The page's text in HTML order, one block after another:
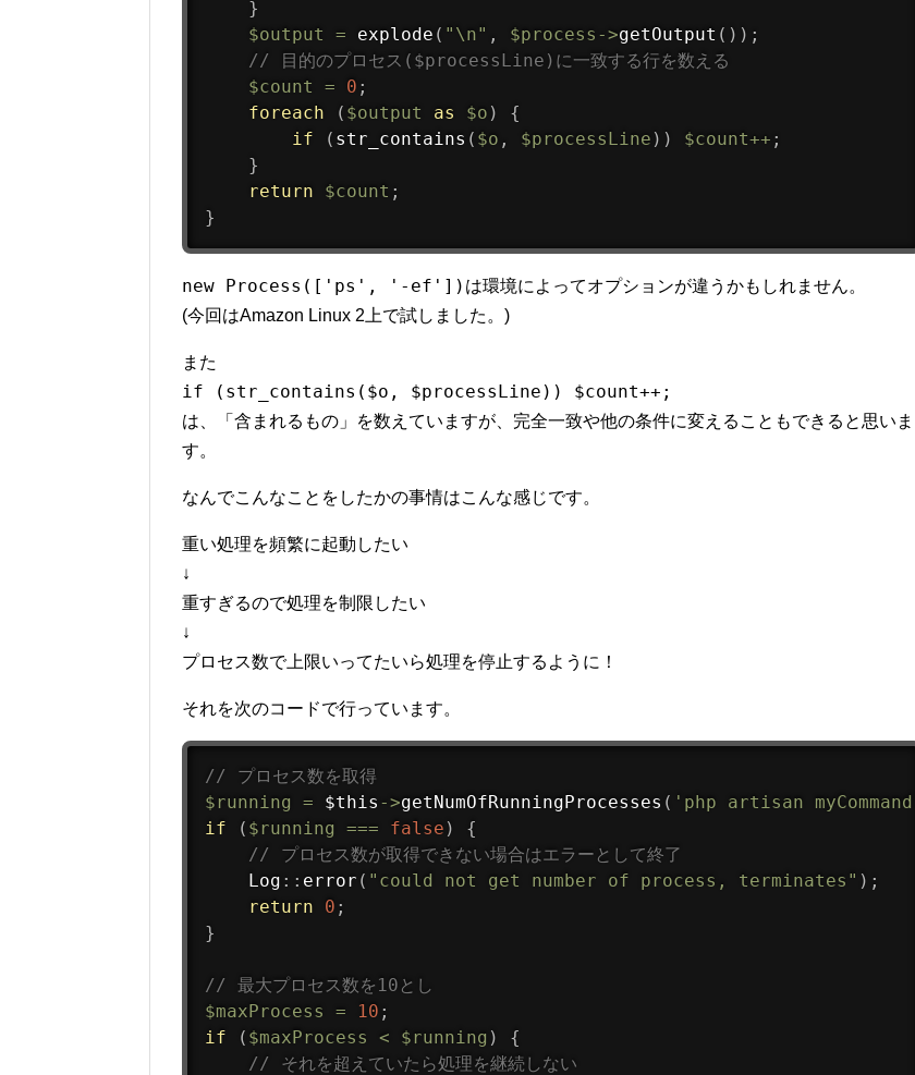
}
$output
= explode ( "\n" , $process ->getOutput ( ) ) ;
// 目的のプロセス($processLine)に一致する行を数える
$count
= 0 ;
foreach
( $output as $o )
{
if
( str_contains ( $o , $processLine ) ) $count++ ;
}
return
$count ;
}
new Process(['ps', '-ef']) は環境によってオプションが違うかもしれません。
(今回はAmazon Linux 2上で試しました。)
また
if (str_contains($o, $processLine)) $count++;
は、「含まれるもの」を数えていますが、完全一致や他の条件に変えることもできると思いま
す。
なんでこんなことをしたかの事情はこんな感じです。
重い処理を頻繁に起動したい
↓
重すぎるので処理を制限したい
↓
プロセス数で上限いってたいら処理を停止するように！
それを次のコードで行っています。
// プロセス数を取得
$running
= $this ->getNumOfRunningProcesses ( 'php artisan myCommand'
if
( $running === false )
{
// プロセス数が取得できない場合はエラーとして終了
Log :: error ( "could not get number of process, terminates" ) ;
return
0 ;
}
// 最大プロセス数を10とし
$maxProcess
= 10 ;
if
( $maxProcess < $running )
{
// それを超えていたら処理を継続しない